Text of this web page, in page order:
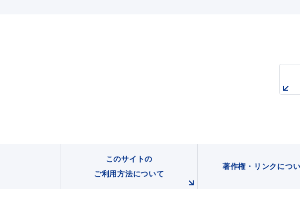
このサイトの
ご利用方法について
著作権・リンクにつ